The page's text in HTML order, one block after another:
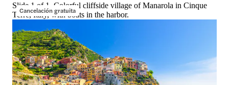
Cancelación gratuita
Slide 1 of 1, Colorful cliffside village of Manarola in Cinque
Terre, Italy, with boats in the harbor.